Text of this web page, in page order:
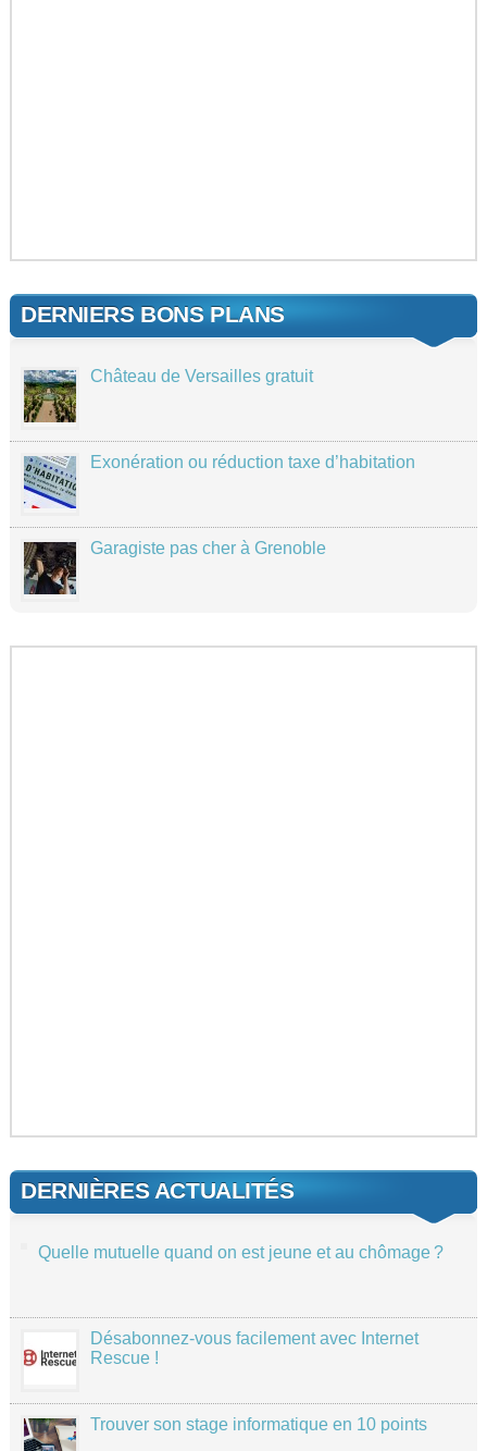
DERNIERS BONS PLANS
Château de Versailles gratuit
Exonération ou réduction taxe d’habitation
Garagiste pas cher à Grenoble
DERNIÈRES ACTUALITÉS
Quelle mutuelle quand on est jeune et au chômage ?
Désabonnez-vous facilement avec Internet
Rescue !
Trouver son stage informatique en 10 points